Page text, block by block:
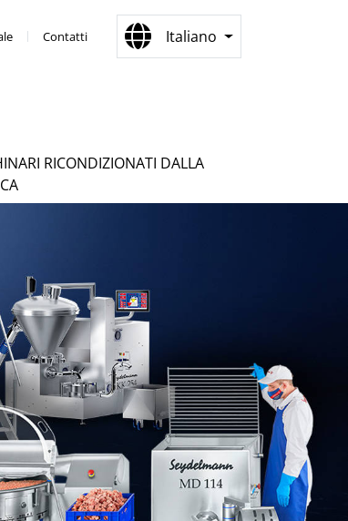
Contatti Italiano
RICONDIZIONATI DALLA